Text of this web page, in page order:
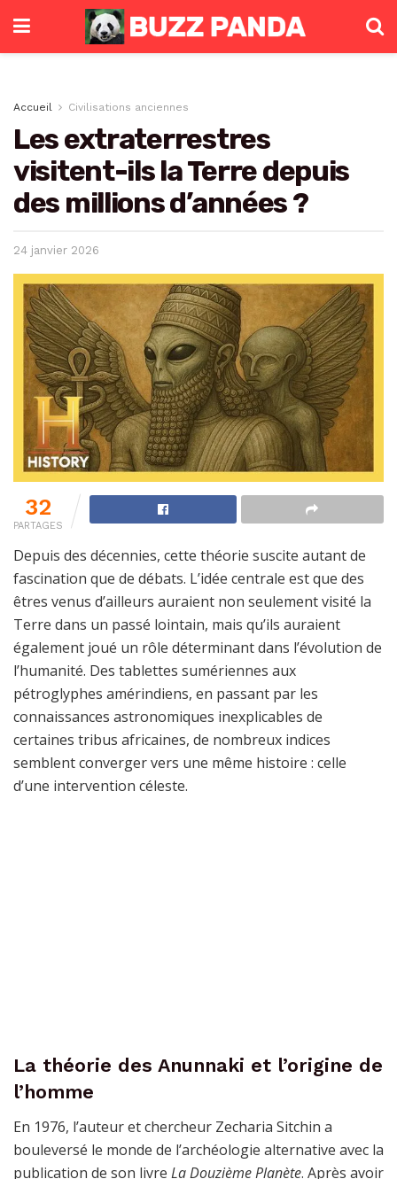
Accueil Civilisations anciennes
Les extraterrestres
visitent-ils la Terre depuis
des millions d’années ?
24 janvier 2026
32
PARTAGES
Depuis des décennies, cette théorie suscite autant de
fascination que de débats. L’idée centrale est que des
êtres venus d’ailleurs auraient non seulement visité la
Terre dans un passé lointain, mais qu’ils auraient
également joué un rôle déterminant dans l’évolution de
l’humanité. Des tablettes sumériennes aux
pétroglyphes amérindiens, en passant par les
connaissances astronomiques inexplicables de
certaines tribus africaines, de nombreux indices
semblent converger vers une même histoire : celle
d’une intervention céleste.
La théorie des Anunnaki et l’origine de
l’homme
En 1976, l’auteur et chercheur Zecharia Sitchin a
bouleversé le monde de l’archéologie alternative avec la
publication de son livre La Douzième Planète. Après avoir